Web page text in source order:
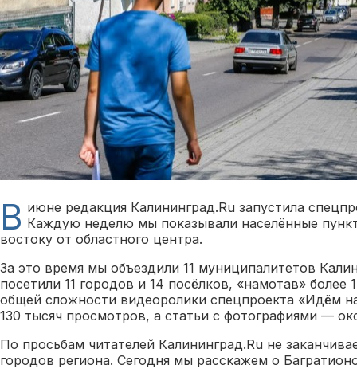
В июне редакция Калининград.Ru запустила
Каждую неделю мы показывали населённые
востоку от областного центра.
За это время мы объездили 11 муниципалитетов
посетили 11 городов и 14 посёлков, «намотав» более
общей сложности видеоролики спецпроекта «Идём
130 тысяч просмотров, а статьи с фотографиями —
По просьбам читателей Калининград.Ru не
городов региона. Сегодня мы расскажем о